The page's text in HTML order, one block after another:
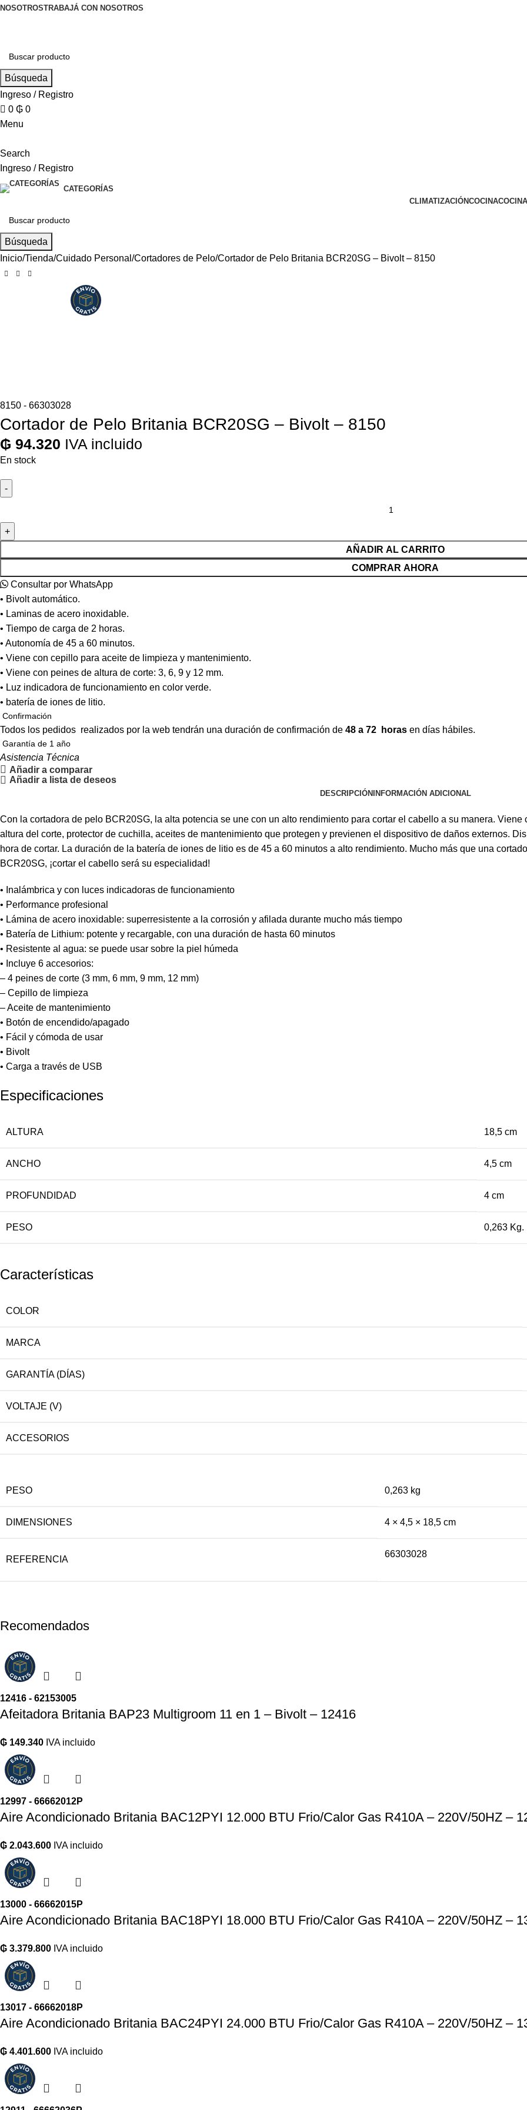
NOSOTROSTRABAJÁ CON NOSOTROS
Búsqueda
Ingreso / Registro
0 ₲ 0
Menu
Search
Ingreso / Registro
CATEGORÍAS
CLIMATIZACIÓNCOCINA
Búsqueda
Inicio Tienda Cuidado Personal Cortadores de Pelo Cortador de Pelo Britania BCR20SG – Bivolt – 8150
8150 - 66303028
Cortador de Pelo Britania BCR20SG – Bivolt – 8150
₲ 94.320 IVA incluido
En stock
AÑADIR AL CARRITO
COMPRAR AHORA
Consultar por WhatsApp
• Bivolt automático.
• Laminas de acero inoxidable.
• Tiempo de carga de 2 horas.
• Autonomía de 45 a 60 minutos.
• Viene con cepillo para aceite de limpieza y mantenimiento.
• Viene con peines de altura de corte: 3, 6, 9 y 12 mm.
• Luz indicadora de funcionamiento en color verde.
• batería de iones de litio.
Confirmación
Todos los pedidos realizados por la web tendrán una duración de confirmación de 48 a 72 horas en días hábiles.
Garantía de 1 año
Asistencia Técnica
Añadir a comparar
Añadir a lista de deseos
DESCRIPCIÓNINFORMACIÓN ADICIONAL
Con la cortadora de pelo BCR20SG, la alta potencia se une con un alto rendimiento para cortar el cabello a su manera.
altura del corte, protector de cuchilla, aceites de mantenimiento que protegen y previenen el dispositivo de daños externos.
hora de cortar. La duración de la batería de iones de litio es de 45 a 60 minutos a alto rendimiento. Mucho más que una
BCR20SG, ¡cortar el cabello será su especialidad!
• Inalámbrica y con luces indicadoras de funcionamiento
• Performance profesional
• Lámina de acero inoxidable: superresistente a la corrosión y afilada durante mucho más tiempo
• Batería de Lithium: potente y recargable, con una duración de hasta 60 minutos
• Resistente al agua: se puede usar sobre la piel húmeda
• Incluye 6 accesorios:
– 4 peines de corte (3 mm, 6 mm, 9 mm, 12 mm)
– Cepillo de limpieza
– Aceite de mantenimiento
• Botón de encendido/apagado
• Fácil y cómoda de usar
• Bivolt
• Carga a través de USB
Especificaciones
ALTURA 18,5 cm
ANCHO 4,5 cm
PROFUNDIDAD 4 cm
PESO 0,263 Kg.
Características
COLOR
MARCA
GARANTÍA (DÍAS)
VOLTAJE (V)
ACCESORIOS
PESO 0,263 kg
DIMENSIONES 4 × 4,5 × 18,5 cm
REFERENCIA
66303028
Recomendados
12416 - 62153005
Afeitadora Britania BAP23 Multigroom 11 en 1 – Bivolt – 12416
₲ 149.340 IVA incluido
12997 - 66662012P
Aire Acondicionado Britania BAC12PYI 12.000 BTU Frio/Calor Gas R410A – 220V/50HZ –
₲ 2.043.600 IVA incluido
13000 - 66662015P
Aire Acondicionado Britania BAC18PYI 18.000 BTU Frio/Calor Gas R410A – 220V/50HZ –
₲ 3.379.800 IVA incluido
13017 - 66662018P
Aire Acondicionado Britania BAC24PYI 24.000 BTU Frio/Calor Gas R410A – 220V/50HZ –
₲ 4.401.600 IVA incluido